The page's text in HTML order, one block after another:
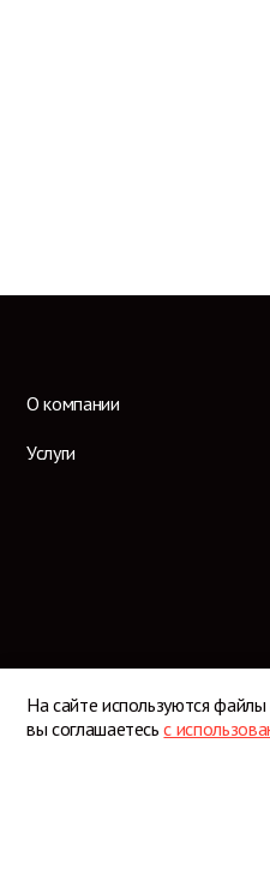
О компании
Услуги
На сайте используются
вы соглашаетесьс